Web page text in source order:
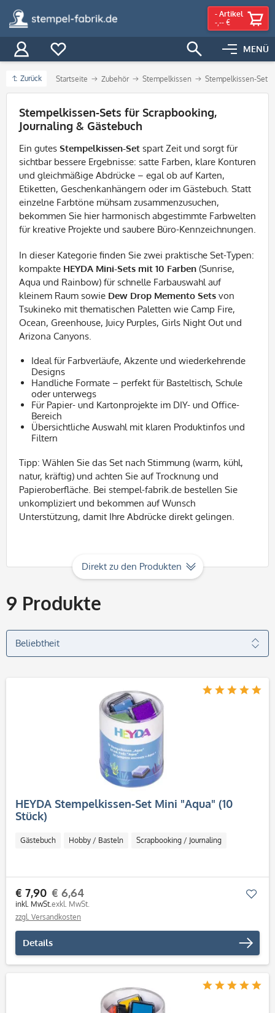
MENÜ
- Artikel
-,-- €
Zurück Startseite Zubehör Stempelkissen Stempelkissen-Set
Filter
Stempelkissen-Sets für Scrapbooking,
Journaling & Gästebuch
Ein gutes Stempelkissen-Set spart Zeit und sorgt für
sichtbar bessere Ergebnisse: satte Farben, klare Konturen
und gleichmäßige Abdrücke – egal ob auf Karten,
Etiketten, Geschenkanhängern oder im Gästebuch. Statt
einzelne Farbtöne mühsam zusammenzusuchen,
bekommen Sie hier harmonisch abgestimmte Farbwelten
für kreative Projekte und saubere Büro-Kennzeichnungen.
In dieser Kategorie finden Sie zwei praktische Set-Typen:
kompakte HEYDA Mini-Sets mit 10 Farben (Sunrise,
Aqua und Rainbow) für schnelle Farbauswahl auf
kleinem Raum sowie Dew Drop Memento Sets von
Tsukineko mit thematischen Paletten wie Camp Fire,
Ocean, Greenhouse, Juicy Purples, Girls Night Out und
Arizona Canyons.
Ideal für Farbverläufe, Akzente und wiederkehrende
Designs
Handliche Formate – perfekt für Basteltisch, Schule
oder unterwegs
Für Papier- und Kartonprojekte im DIY- und Office-
Bereich
Übersichtliche Auswahl mit klaren Produktinfos und
Filtern
Tipp: Wählen Sie das Set nach Stimmung (warm, kühl,
natur, kräftig) und achten Sie auf Trocknung und
Papieroberfläche. Bei stempel-fabrik.de bestellen Sie
unkompliziert und bekommen auf Wunsch
Unterstützung, damit Ihre Abdrücke direkt gelingen.
Direkt zu den Produkten
9 Produkte
HEYDA Stempelkissen-Set Mini "Aqua" (10
Stück)
Gästebuch Hobby / Basteln Scrapbooking / Journaling
€ 7,90
inkl. MwSt.
€ 6,64
exkl. MwSt.
zzgl. Versandkosten
Details